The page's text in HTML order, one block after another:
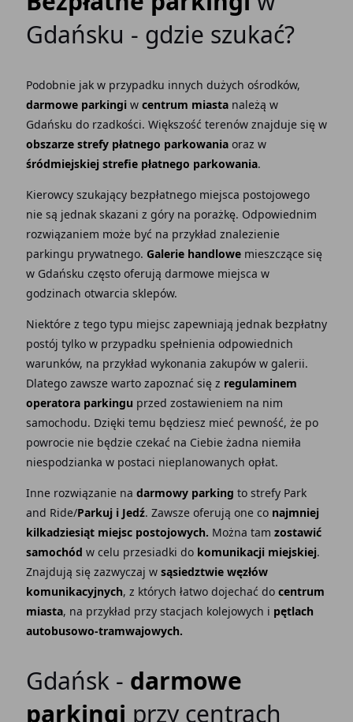
Gdańsku - gdzie szukać?
Podobnie jak w przypadku innych dużych ośrodków,
darmowe parkingiw centrum miastanależą w
Gdańsku do rzadkości. Większość terenów znajduje się w
obszarze strefy płatnego parkowania oraz w
śródmiejskiej strefie płatnego parkowania.
Kierowcy szukający bezpłatnego miejsca postojowego
nie są jednak skazani z góry na porażkę. Odpowiednim
rozwiązaniem może być na przykład znalezienie
parkingu prywatnego. Galerie handlowe mieszczące się
w Gdańsku często oferują darmowe miejsca w
godzinach otwarcia sklepów.
Niektóre z tego typu miejsc zapewniają jednak bezpłatny
postój tylko w przypadku spełnienia odpowiednich
warunków, na przykład wykonania zakupów w galerii.
Dlatego zawsze warto zapoznać się z regulaminem
operatora parkingu przed zostawieniem na nim
samochodu. Dzięki temu będziesz mieć pewność, że po
powrocie nie będzie czekać na Ciebie żadna niemiła
niespodzianka w postaci nieplanowanych opłat.
Inne rozwiązanie na darmowy parking to strefy Park
and Ride/Parkuj i Jedź. Zawsze oferują one co najmniej
kilkadziesiąt miejsc postojowych. Można tam zostawić
samochód w celu przesiadki do komunikacji miejskiej.
Znajdują się zazwyczaj w sąsiedztwie węzłów
komunikacyjnych, z których łatwo dojechać docentrum
miasta, na przykład przy stacjach kolejowych i pętlach
autobusowo-tramwajowych.
Gdańsk - darmowe
parkingi przy centrach